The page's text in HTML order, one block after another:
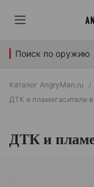
Поиск по оружию
Каталог AngryMan.ru
ДТК и пламегасители
ДТК и